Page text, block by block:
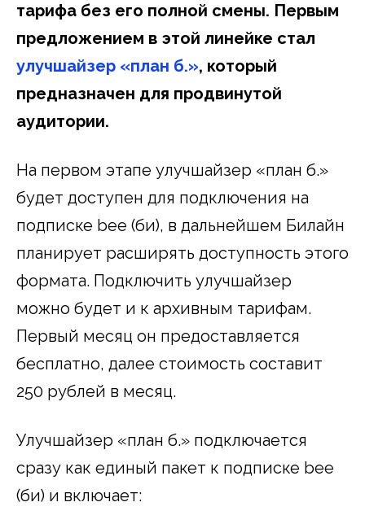
тарифа без его полной смены. Первым
предложением в этой линейке стал
улучшайзер «план б.», который
предназначен для продвинутой
аудитории.
На первом этапе улучшайзер «план б.»
будет доступен для подключения на
подписке bee (би), в дальнейшем Билайн
планирует расширять доступность этого
формата. Подключить улучшайзер
можно будет и к архивным тарифам.
Первый месяц он предоставляется
бесплатно, далее стоимость составит
250 рублей в месяц.
Улучшайзер «план б.» подключается
сразу как единый пакет к подписке bee
(би) и включает: